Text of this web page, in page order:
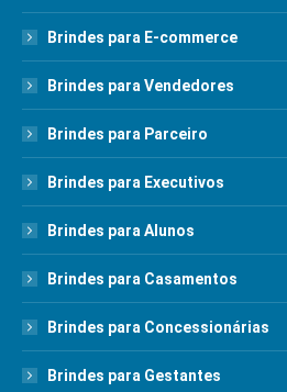
Brindes para E-commerce
Brindes para Vendedores
Brindes para Parceiro
Brindes para Executivos
Brindes para Alunos
Brindes para Casamentos
Brindes para Concessionárias
Brindes para Gestantes